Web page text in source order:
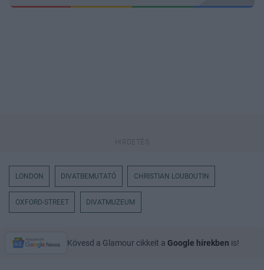
LONDON DIVATBEMUTATÓ CHRISTIAN LOUBOUTIN
OXFORD-STREET DIVATMUZEUM
Kövesd a Glamour cikkeit a Google hírekben is!